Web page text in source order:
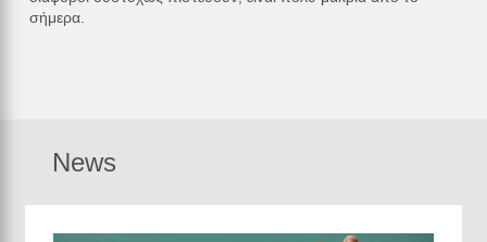
σήμερα.
News